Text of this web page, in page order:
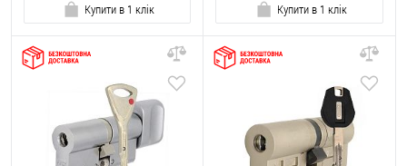
Купити в 1 клік Купити в 1 клік